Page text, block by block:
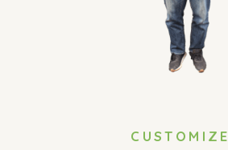
CUSTOMIZE